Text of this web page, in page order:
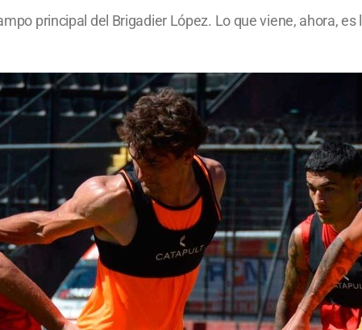
principal del Brigadier López. Lo que viene, ahora,